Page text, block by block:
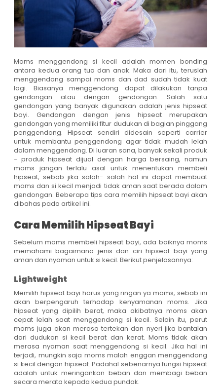
Moms menggendong si kecil adalah momen bonding
antara kedua orang tua dan anak. Maka dari itu, teruslah
menggendong sampai moms dan dad sudah tidak kuat
lagi. Biasanya menggendong dapat dilakukan tanpa
gendongan atau dengan gendongan. Salah satu
gendongan yang banyak digunakan adalah jenis hipseat
bayi. Gendongan dengan jenis hipseat merupakan
gendongan yang memiliki fitur dudukan di bagian pinggang
penggendong. Hipseat sendiri didesain seperti carrier
untuk membantu penggendong agar tidak mudah lelah
dalam menggendong. Di luaran sana, banyak sekali produk
- produk hipseat dijual dengan harga bersaing, namun
moms jangan terlalu asal untuk menentukan membeli
hipseat, sebab jika salah- salah hal ini dapat membuat
moms dan si kecil menjadi tidak aman saat berada dalam
gendongan. Beberapa tips cara memilih hipseat bayi akan
dibahas pada artikel ini.
Cara Memilih Hipseat Bayi
Sebelum moms membeli hipseat bayi, ada baiknya moms
memahami bagaimana jenis dan ciri hipseat bayi yang
aman dan nyaman untuk si kecil. Berikut penjelasannya:
Lightweight
Memilih hipseat bayi harus yang ringan ya moms, sebab ini
akan berpengaruh terhadap kenyamanan moms. Jika
hipseat yang dipilih berat, maka akibatnya moms akan
cepat lelah saat menggendong si kecil. Selain itu, perut
moms juga akan merasa tertekan dan nyeri jika bantalan
dari dudukan si kecil berat dan kerat. Moms tidak akan
merasa nyaman saat menggendong si kecil. Jika hal ini
terjadi, mungkin saja moms malah enggan menggendong
si kecil dengan hipseat. Padahal sebenarnya fungsi hipseat
adalah untuk meringankan beban dan membagi beban
secara merata kepada kedua pundak.